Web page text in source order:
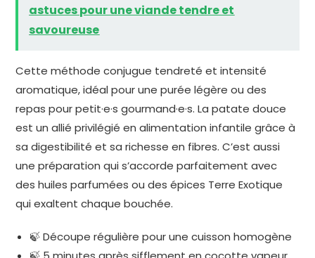
astuces pour une viande tendre et
savoureuse
Cette méthode conjugue tendreté et intensité
aromatique, idéal pour une purée légère ou des
repas pour petit·e·s gourmand·e·s. La patate douce
est un allié privilégié en alimentation infantile grâce à
sa digestibilité et sa richesse en fibres. C’est aussi
une préparation qui s’accorde parfaitement avec
des huiles parfumées ou des épices Terre Exotique
qui exaltent chaque bouchée.
🍃 Découpe régulière pour une cuisson homogène